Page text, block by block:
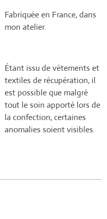
Fabriquée en France, dans
mon atelier.
Étant issu de vêtements et
textiles de récupération, il
est possible que malgré
tout le soin apporté lors de
la confection, certaines
anomalies soient visibles.